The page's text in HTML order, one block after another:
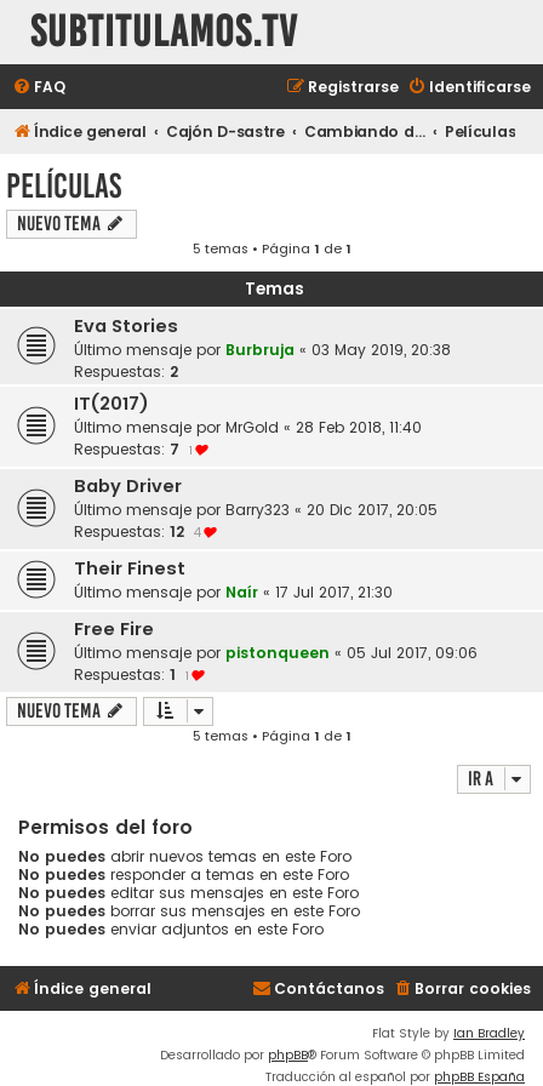
subtitulamos.tv
FAQ Identificarse
Registrarse
Índice general Cajón D-sastre Cambiando de tema... Películas
Películas
Nuevo Tema
5 temas • Página 1 de1
Temas
Eva Stories
Último mensaje por Burbruja « 03 May 2019, 20:38
Respuestas: 2
IT(2017)
Último mensaje por MrGold « 28 Feb 2018, 11:40
Respuestas: 7 1
Baby Driver
Último mensaje por Barry323 « 20 Dic 2017, 20:05
Respuestas: 12 4
Their Finest
Último mensaje por Naír « 17 Jul 2017, 21:30
Free Fire
Último mensaje por pistonqueen « 05 Jul 2017, 09:06
Respuestas: 1 1
Nuevo Tema
5 temas • Página 1 de1
Ir a
Permisos del foro
No puedes abrir nuevos temas en este Foro
No puedes responder a temas en este Foro
No puedes editar sus mensajes en este Foro
No puedes borrar sus mensajes en este Foro
No puedes enviar adjuntos en este Foro
Índice general Borrar cookies
Contáctanos
Flat Style by Ian Bradley
Desarrollado por phpBB® Forum Software © phpBB Limited
Traducción al español por phpBB España